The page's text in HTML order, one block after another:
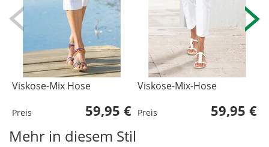
Viskose-Mix Hose
Preis 59,95 €
Viskose-Mix-Hose
Preis 59,95 €
Mehr in diesem Stil